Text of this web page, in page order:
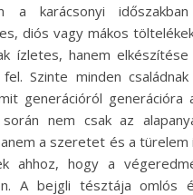
a karácsonyi
diós vagy mákos
ízletes, hanem
Szinte minden
generációról generációra
nem csak az
a szeretet és a türelem
ahhoz, hogy a
A bejgli tésztája omlós